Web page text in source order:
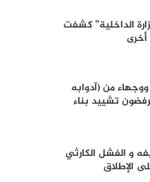
الداخلية” كشفت
من (آدوابه
تشييد بناء
و الفشل الكارثي
الإطلاق